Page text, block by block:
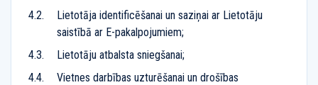
Lietotāja identificēšanai un saziņai ar Lietotāju
saistībā ar E-pakalpojumiem;
Lietotāju atbalsta sniegšanai;
Vietnes darbības uzturēšanai un drošības